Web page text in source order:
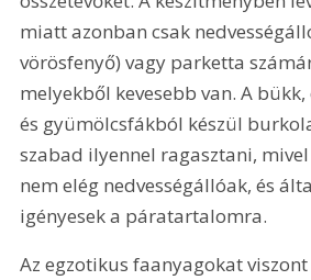
miatt azonban csak
vörösfenyő) vagy parketta
melyekből kevesebb van. A
és gyümölcsfákból készül
szabad ilyennel ragasztani,
nem elég nedvességállóak, és
igényesek a páratartalomra.
Az egzotikus faanyagokat